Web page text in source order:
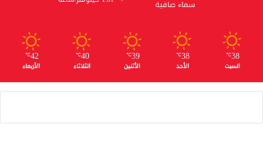
سماء صافية
38
℃
السبت
38
℃
الأحد
39
℃
الأثنين
40
℃
الثلاثاء
42
℃
الأربعاء